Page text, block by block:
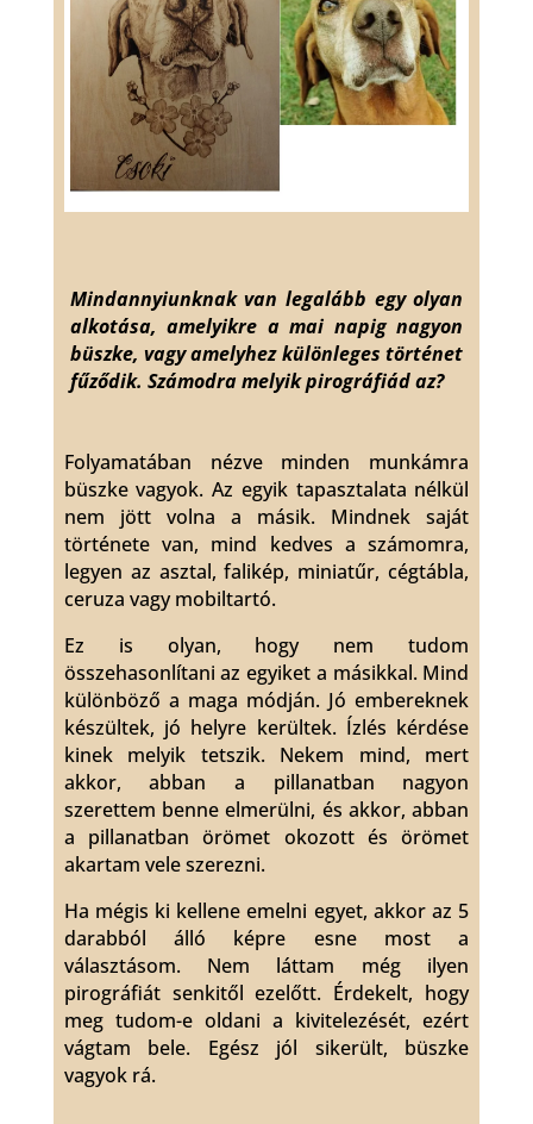
Mindannyiunknak van legalább egy olyan
alkotása, amelyikre a mai napig nagyon
büszke, vagy amelyhez különleges történet
fűződik. Számodra melyik pirográfiád az?
Folyamatában nézve minden munkámra
büszke vagyok. Az egyik tapasztalata nélkül
nem jött volna a másik. Mindnek saját
története van, mind kedves a számomra,
legyen az asztal, falikép, miniatűr, cégtábla,
ceruza vagy mobiltartó.
Ez is olyan, hogy nem tudom
összehasonlítani az egyiket a másikkal. Mind
különböző a maga módján. Jó embereknek
készültek, jó helyre kerültek. Ízlés kérdése
kinek melyik tetszik. Nekem mind, mert
akkor, abban a pillanatban nagyon
szerettem benne elmerülni, és akkor, abban
a pillanatban örömet okozott és örömet
akartam vele szerezni.
Ha mégis ki kellene emelni egyet, akkor az 5
darabból álló képre esne most a
választásom. Nem láttam még ilyen
pirográfiát senkitől ezelőtt. Érdekelt, hogy
meg tudom-e oldani a kivitelezését, ezért
vágtam bele. Egész jól sikerült, büszke
vagyok rá.